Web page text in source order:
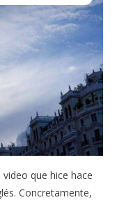
que hice hace
Concretamente,